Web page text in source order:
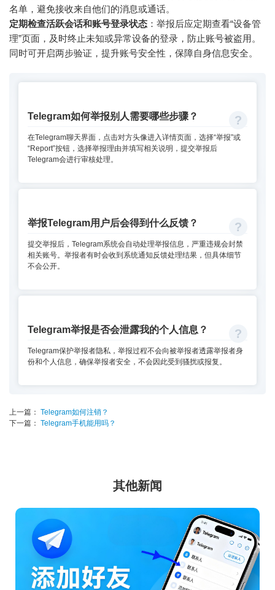
名单，避免接收来自他们的消息或通话。
定期检查活跃会话和账号登录状态 ：举报后应定期查看“设备管
理”页面，及时终止未知或异常设备的登录，防止账号被盗用。
同时可开启两步验证，提升账号安全性，保障自身信息安全。
Telegram如何举报别人需要哪些步骤？
在Telegram聊天界面，点击对方头像进入详情页面，选择“举报”或
“Report”按钮，选择举报理由并填写相关说明，提交举报后
Telegram会进行审核处理。
举报Telegram用户后会得到什么反馈？
提交举报后，Telegram系统会自动处理举报信息，严重违规会封禁
相关账号。举报者有时会收到系统通知反馈处理结果，但具体细节
不会公开。
Telegram举报是否会泄露我的个人信息？
Telegram保护举报者隐私，举报过程不会向被举报者透露举报者身
份和个人信息，确保举报者安全，不会因此受到骚扰或报复。
上一篇： Telegram如何注销？
下一篇： Telegram手机能用吗？
其他新闻